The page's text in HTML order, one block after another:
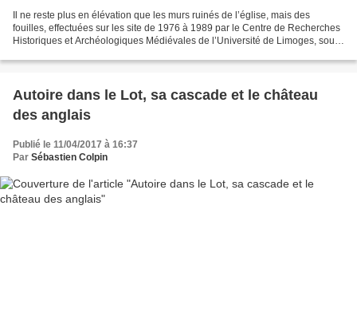
Il ne reste plus en élévation que les murs ruinés de l’église, mais des
fouilles, effectuées sur les site de 1976 à 1989 par le Centre de Recherches
Historiques et Archéologiques Médiévales de l’Université de Limoges, sous
Autoire dans le Lot, sa cascade et le château
des anglais
Publié le 11/04/2017 à 16:37
Par Sébastien Colpin